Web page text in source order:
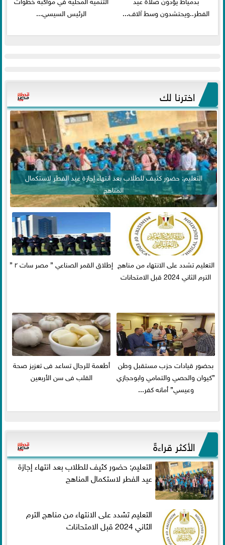
الفطر..ويحتشدون وسط آلاف...
الرئيس السيسي...
اخترنا لك
التعليم: حضور كثيف للطلاب بعد انتهاء إجازة عيد الفطر لاستكمال
المناهج
التعليم تشدد على الانتهاء من مناهج
الترم الثاني 2024 قبل الامتحانات
إطلاق القمر الصناعي ” مصر سات ٢ ”
بحضور قيادات حزب مستقبل وطن
”كيوان والحصي والتمامي وابوحجازي
وعيسي” أمانه كفر...
أطعمة للرجال تساعد فى تعزيز صحة
القلب فى سن الأربعين
الأكثر قراءةً
التعليم: حضور كثيف للطلاب بعد انتهاء إجازة
عيد الفطر لاستكمال المناهج
التعليم تشدد على الانتهاء من مناهج الترم
الثاني 2024 قبل الامتحانات